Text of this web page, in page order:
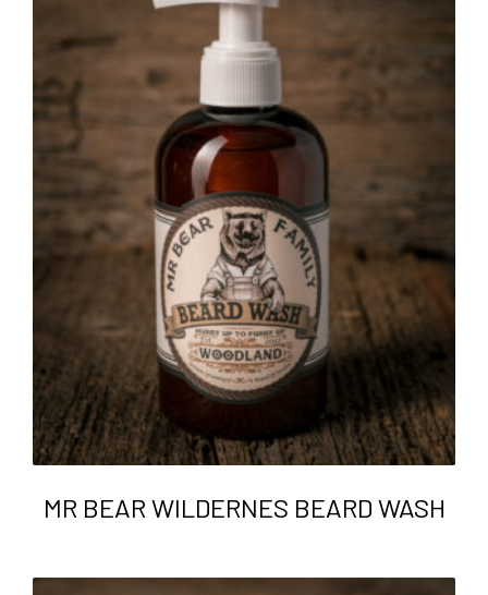
MR BEAR WILDERNES BEARD WASH